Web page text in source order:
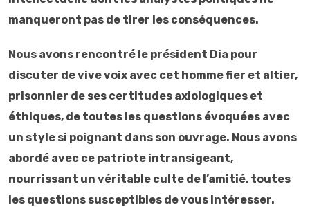
manqueront pas de tirer les conséquences.
Nous avons rencontré le président Dia pour
discuter de vive voix avec cet homme fier et altier,
prisonnier de ses certitudes axiologiques et
éthiques, de toutes les questions évoquées avec
un style si poignant dans son ouvrage. Nous avons
abordé avec ce patriote intransigeant,
nourrissant un véritable culte de l’amitié, toutes
les questions susceptibles de vous intéresser.